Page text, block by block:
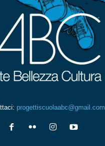
progettiscuolaabc@gmail.com